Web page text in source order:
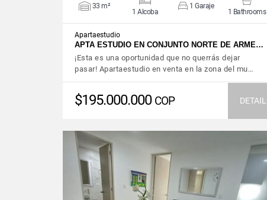
33 m²
1 Alcoba
1 Garaje
1 Bathrooms
Apartaestudio
APTA ESTUDIO EN CONJUNTO NORTE DE ARME…
¡Esta es una oportunidad que no querrás dejar
pasar! Apartaestudio en venta en la zona del mu…
$195.000.000 COP DETAIL